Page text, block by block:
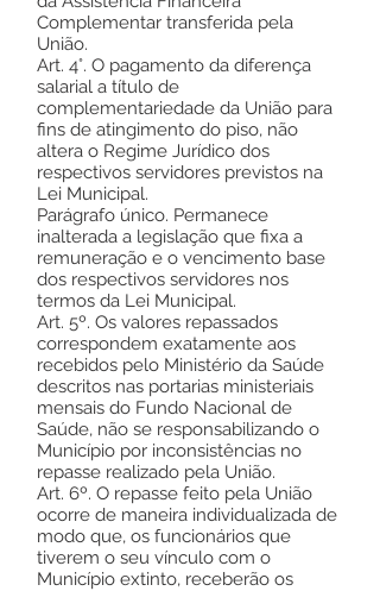
Complementar transferida pela
União.
Art. 4°. O pagamento da diferença
salarial a título de
complementariedade da União para
fins de atingimento do piso, não
altera o Regime Jurídico dos
respectivos servidores previstos na
Lei Municipal.
Parágrafo único. Permanece
inalterada a legislação que fixa a
remuneração e o vencimento base
dos respectivos servidores nos
termos da Lei Municipal.
Art. 5º. Os valores repassados
correspondem exatamente aos
recebidos pelo Ministério da Saúde
descritos nas portarias ministeriais
mensais do Fundo Nacional de
Saúde, não se responsabilizando o
Município por inconsistências no
repasse realizado pela União.
Art. 6º. O repasse feito pela União
ocorre de maneira individualizada de
modo que, os funcionários que
tiverem o seu vínculo com o
Município extinto, receberão os